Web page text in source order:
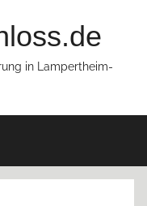
in Lampertheim-